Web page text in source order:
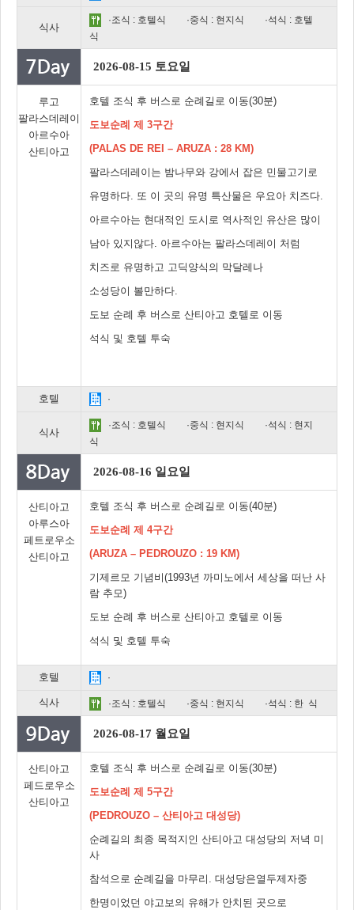
식사
·조식 : 호텔식 ·중식 : 현지식
·석식 : 호텔
식
2026-08-15 토요일
루고
팔라스데레이
아르수아
산티아고
호텔 조식 후 버스로 순례길로 이동(30분)
도보순례 제 3구간
(PALAS DE REI – ARUZA : 28 KM)
팔라스데레이는 밤나무와 강에서 잡은 민물고기로
유명하다. 또 이 곳의 유명 특산물은 우요아 치즈다.
아르수아는 현대적인 도시로 역사적인 유산은 많이
남아 있지않다. 아르수아는 팔라스데레이 처럼
치즈로 유명하고 고딕양식의 막달레나
소성당이 볼만하다.
도보 순례 후 버스로 산티아고 호텔로 이동
석식 및 호텔 투숙
호텔 ·
식사
·조식 : 호텔식 ·중식 : 현지식
·석식 : 현지
식
2026-08-16 일요일
산티아고
아루스아
페트로우소
산티아고
호텔 조식 후 버스로 순례길로 이동(40분)
도보순례 제 4구간
(ARUZA – PEDROUZO : 19 KM)
기제르모 기념비(1993년 까미노에서 세상을 떠난 사
람 추모)
도보 순례 후 버스로 산티아고 호텔로 이동
석식 및 호텔 투숙
호텔 ·
식사 ·조식 : 호텔식 ·중식 : 현지식 ·석식 : 한 식
2026-08-17 월요일
산티아고
페드로우소
산티아고
호텔 조식 후 버스로 순례길로 이동(30분)
도보순례 제 5구간
(PEDROUZO – 산티아고 대성당)
순례길의 최종 목적지인 산티아고 대성당의 저녁 미
사
참석으로 순례길을 마무리. 대성당은열두제자중
한명이었던 야고보의 유해가 안치된 곳으로